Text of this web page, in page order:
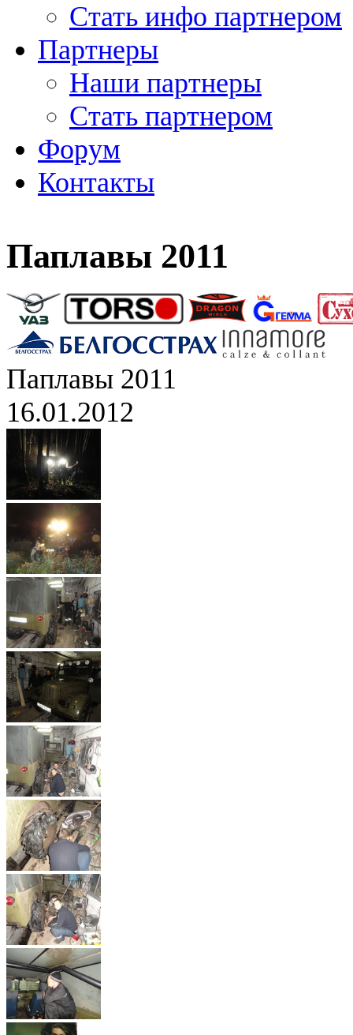
Стать инфо партнером
Партнеры
Наши партнеры
Стать партнером
Форум
Контакты
Паплавы 2011
Паплавы 2011
16.01.2012